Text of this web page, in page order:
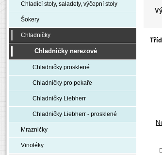
Chladicí stoly, saladety, výčepní stoly
Šokery
Chladničky
Chladničky nerezové
Chladničky prosklené
Chladničky pro pekaře
Chladničky Liebherr
Chladničky Liebherr - prosklené
Mrazničky
Vinotéky